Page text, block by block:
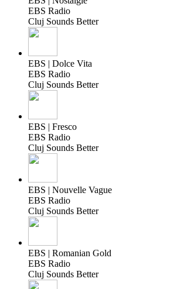
EBS Radio
Cluj Sounds Better
EBS | Dolce Vita
EBS Radio
Cluj Sounds Better
EBS | Fresco
EBS Radio
Cluj Sounds Better
EBS | Nouvelle Vague
EBS Radio
Cluj Sounds Better
EBS | Romanian Gold
EBS Radio
Cluj Sounds Better